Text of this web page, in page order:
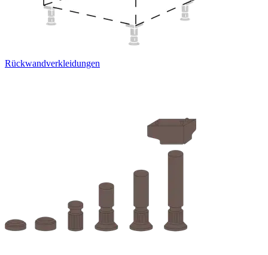
Rückwandverkleidungen